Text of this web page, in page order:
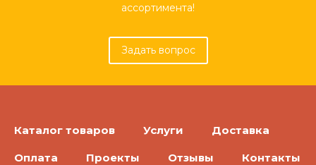
ассортимента!
Задать вопрос
Каталог товаров Услуги Доставка
Оплата Проекты Отзывы Контакты